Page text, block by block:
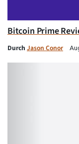
Bitcoin Prime
Durch Jason Conor